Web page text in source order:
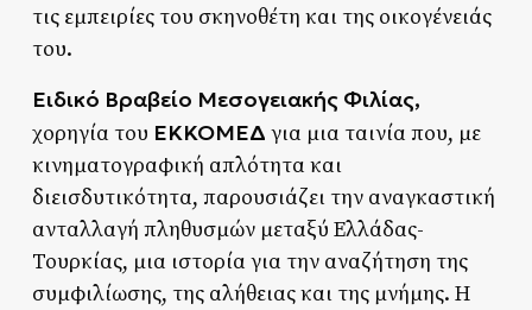
τις εμπειρίες του σκηνοθέτη και της οικογένειάς
του.
Ειδικό Βραβείο Μεσογειακής Φιλίας,
χορηγία του ΕΚΚΟΜΕΔ για μια ταινία που, με
κινηματογραφική απλότητα και
διεισδυτικότητα, παρουσιάζει την αναγκαστική
ανταλλαγή πληθυσμών μεταξύ Ελλάδας-
Τουρκίας, μια ιστορία για την αναζήτηση της
συμφιλίωσης, της αλήθειας και της μνήμης. Η